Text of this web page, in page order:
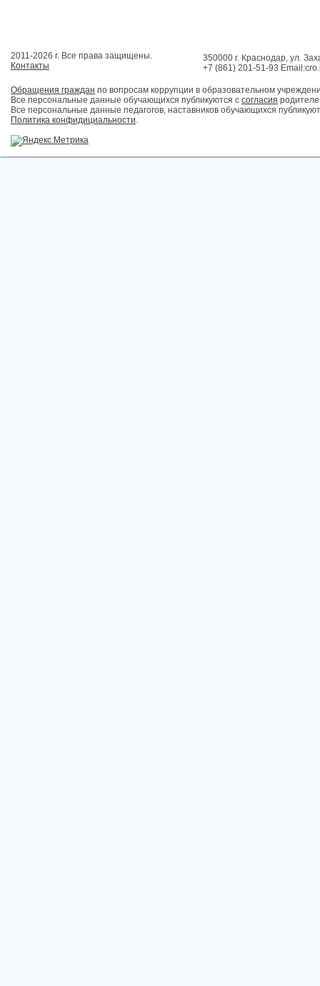
2011-2026 г. Все права защищены.
Контакты
350000 г. Краснодар, ул.
+7 (861) 201-51-93
Обращения граждан по вопросам коррупции в образовательном
Все персональные данные обучающихся публикуются с согласия
Все персональные данные педагогов, наставников обучающихся
Политика конфидициальности.